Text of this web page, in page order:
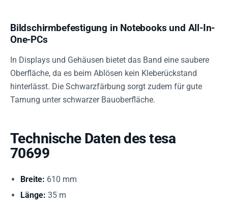
Bildschirmbefestigung in Notebooks und All-In-
One-PCs
In Displays und Gehäusen bietet das Band eine saubere
Oberfläche, da es beim Ablösen kein Kleberückstand
hinterlässt. Die Schwarzfärbung sorgt zudem für gute
Tarnung unter schwarzer Bauoberfläche.
Technische Daten des tesa
70699
Breite: 610 mm
Länge: 35 m